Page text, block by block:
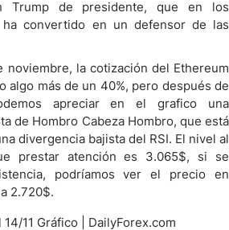
Trump de presidente, que en los
convertido en un defensor de las
noviembre, la cotización del Ethereum
algo más de un 40%, pero después de
apreciar en el grafico una
de Hombro Cabeza Hombro, que está
divergencia bajista del RSI. El nivel al
prestar atención es 3.065$, si se
podríamos ver el precio en
2.720$.